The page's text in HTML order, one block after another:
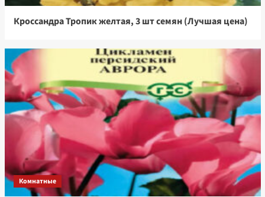
Кроссандра Тропик желтая, 3 шт семян (Лучшая цена)
Комнатные